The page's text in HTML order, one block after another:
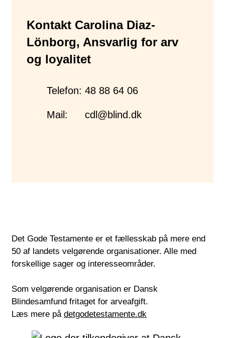
Kontakt Carolina Diaz-
Lönborg, Ansvarlig for arv
og loyalitet
Telefon: 48 88 64 06
Mail: cdl@blind.dk
Det Gode Testamente er et fællesskab på mere end
50 af landets velgørende organisationer. Alle med
forskellige sager og interesseområder.
Som velgørende organisation er Dansk
Blindesamfund fritaget for arveafgift.
Læs mere på detgodetestamente.dk